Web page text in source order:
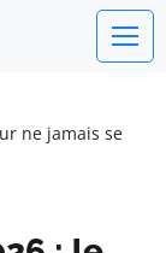
ne jamais se